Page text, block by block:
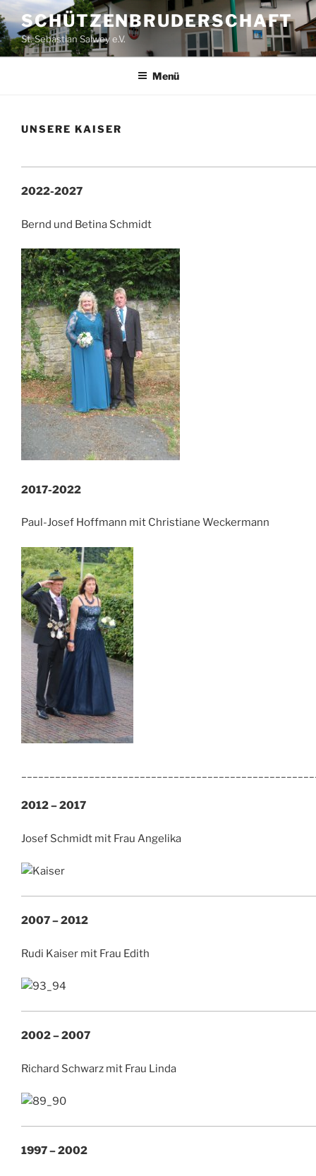
Zum
Inhalt
springen
SCHÜTZENBRUDERSCHAFT
St. Sebastian Salwey e.V.
Menü
UNSERE KAISER
2022-2027
Bernd und Betina Schmidt
2017-2022
Paul-Josef Hoffmann mit Christiane Weckermann
2012 – 2017
Josef Schmidt mit Frau Angelika
2007 – 2012
Rudi Kaiser mit Frau Edith
2002 – 2007
Richard Schwarz mit Frau Linda
1997 – 2002